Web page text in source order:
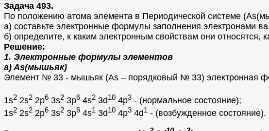
Задача 493.
По положению атома элемента в Периодической системе
а) составьте электронные формулы заполнения электронами
б) определите, к каким электронным свойствам они относятся,
Решение:
1. Электронные формулы элементов
а) As(мышьяк)
Элемент № 33 - мышьяк (As – порядковый № 33) электронная
1s2 2s2 2p6 3s2 3p6 4s2 3d10 4р3 - (нормальное состояние);
1s2 2s2 2p6 3s2 3p6 4s1 3d10 4р3 4d1 - (возбужденное состояние).